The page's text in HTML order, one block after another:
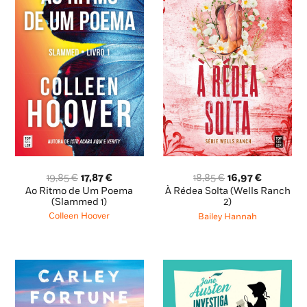
19,85€ O
preço
original
era:
17,87€O
preço
Ao Ritmo de Um Poema
(Slammed 1)
Colleen Hoover
18,85€ O
preço
original
era:
16,97€O
preço
À Rédea Solta (Wells Ranch
2)
Bailey Hannah